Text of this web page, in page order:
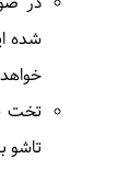
دوشنبه06/17
شده
تخت
تاشو